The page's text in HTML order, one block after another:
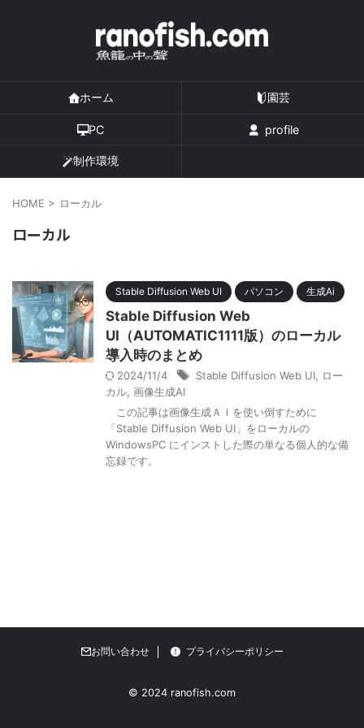
ホーム 園芸
PC profile
制作環境
HOME > ローカル
ローカル
Stable Diffusion Web UI パソコン 生成Ai
Stable Diffusion Web
UI（AUTOMATIC1111版）のローカル
導入時のまとめ
2024/11/4 Stable Diffusion Web UI
ロー
カル 画像生成AI
この記事は画像生成ＡＩを使い倒すために
「Stable Diffusion Web UI」をローカルの
WindowsPC にインストした際の単なる個人的な備
忘録です。
お問い合わせ プライバシーポリシー
© 2024 ranofish.com